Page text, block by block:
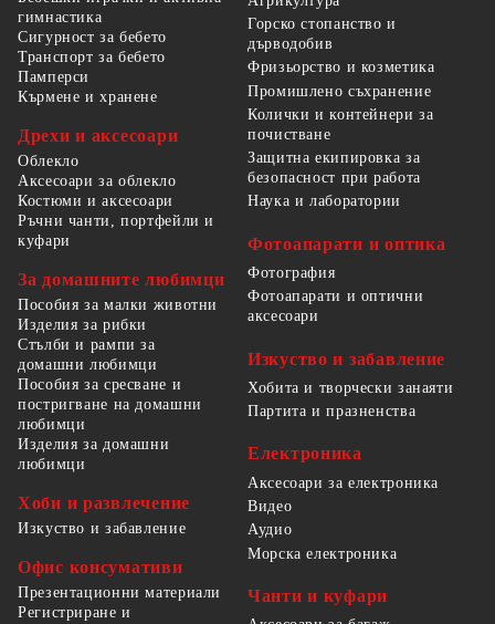
гимнастика
Сигурност за бебето
Транспорт за бебето
Памперси
Кърмене и хранене
Дрехи и аксесоари
Облекло
Аксесоари за облекло
Костюми и аксесоари
Ръчни чанти, портфейли и
куфари
За домашните любимци
Пособия за малки животни
Изделия за рибки
Стълби и рампи за
домашни любимци
Пособия за сресване и
постригване на домашни
любимци
Изделия за домашни
любимци
Хоби и развлечение
Изкуство и забавление
Офис консумативи
Презентационни материали
Регистриране и
Горско стопанство и
дърводобив
Фризьорство и козметика
Промишлено съхранение
Колички и контейнери за
почистване
Защитна екипировка за
безопасност при работа
Наука и лаборатории
Фотоапарати и оптика
Фотография
Фотоапарати и оптични
аксесоари
Изкуство и забавление
Хобита и творчески занаяти
Партита и празненства
Електроника
Аксесоари за електроника
Видео
Аудио
Морска електроника
Чанти и куфари